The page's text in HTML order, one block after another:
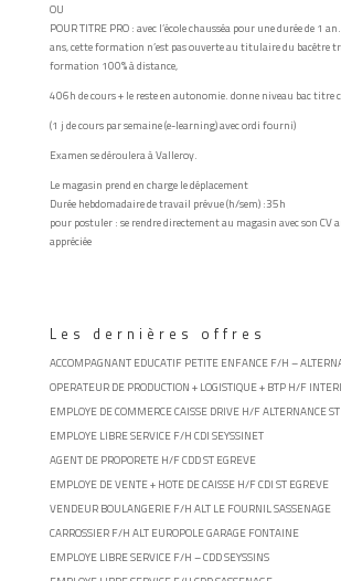
OU
POUR TITRE PRO : avec l’école chausséa pour une durée de 1
ans, cette formation n’est pas ouverte au titulaire du bacêtre
formation 100% à distance,
406h de cours + le reste en autonomie. donne niveau bac titre
(1 j de cours par semaine (e-learning) avec ordi fourni)
Examen se déroulera à Valleroy.
Le magasin prend en charge le déplacement
Durée hebdomadaire de travail prévue (h/sem) :35h
pour postuler : se rendre directement au magasin avec son CV
appréciée
Les dernières offres
ACCOMPAGNANT EDUCATIF PETITE ENFANCE F/H –
OPERATEUR DE PRODUCTION + LOGISTIQUE + BTP H/F
EMPLOYE DE COMMERCE CAISSE DRIVE H/F ALTERNANCE
EMPLOYE LIBRE SERVICE F/H CDI SEYSSINET
AGENT DE PROPORETE H/F CDD ST EGREVE
EMPLOYE DE VENTE + HOTE DE CAISSE H/F CDI ST EGREVE
VENDEUR BOULANGERIE F/H ALT LE FOURNIL SASSENAGE
CARROSSIER F/H ALT EUROPOLE GARAGE FONTAINE
EMPLOYE LIBRE SERVICE F/H – CDD SEYSSINS